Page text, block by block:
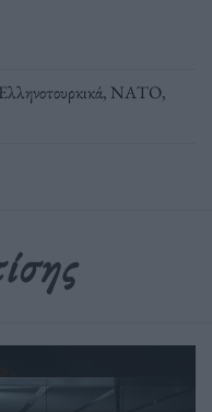
Ελληνοτουρκικά, ΝΑΤΟ,